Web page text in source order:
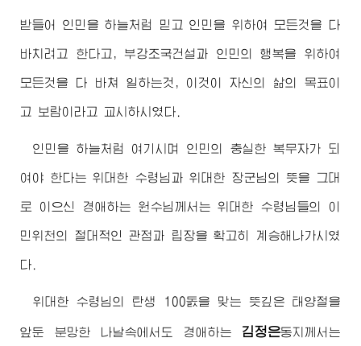
받들어 인민을 하늘처럼 믿고 인민을 위하여 모든것을 다
바치려고 한다고, 부강조국건설과 인민의 행복을 위하여
모든것을 다 바쳐 일하는것, 이것이 자신의 삶의 목표이
고 보람이라고 교시하시였다.
인민을 하늘처럼 여기시며 인민의 충실한 복무자가 되
여야 한다는위대한 수령님 과위대한 장군님 의 뜻을 그대
로 이으신 경애하는 원수님 께서는위대한 수령님들의 이
민위천의 절대적인 관점과 립장을 확고히 계승해나가시였
다.
위대한 수령님의 탄생 100돐을 맞는 뜻깊은 태양절을
앞둔 분망한 나날속에서도 경애하는 김정은동지 께서는